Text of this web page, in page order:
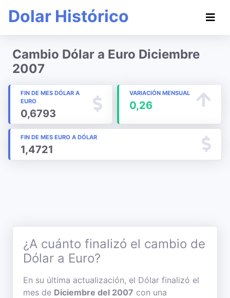
Dolar Histórico
Cambio Dólar a Euro Diciembre
2007
FIN DE MES DÓLAR A
EURO
0,6793
VARIACIÓN MENSUAL
0,26
FIN DE MES EURO A DÓLAR
1,4721
¿A cuánto finalizó el cambio de
Dólar a Euro?
En su última actualización, el Dólar finalizó el
mes de Diciembre del 2007 con una